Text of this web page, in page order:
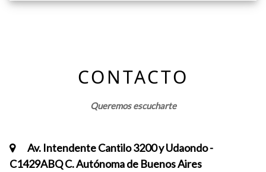
CONTACTO
Queremos escucharte
Av. Intendente Cantilo 3200 y Udaondo -
C1429ABQ C. Autónoma de Buenos Aires